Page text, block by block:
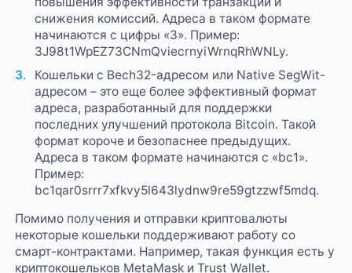
снижения комиссий. Адреса в таком формате
начинаются с цифры «3». Пример:
3J98t1WpEZ73CNmQviecrnyiWrnqRhWNLy.
Кошельки с Bech32-адресом или Native SegWit-
адресом – это еще более эффективный формат
адреса, разработанный для поддержки
последних улучшений протокола Bitcoin. Такой
формат короче и безопаснее предыдущих.
Адреса в таком формате начинаются с «bc1».
Пример:
bc1qar0srrr7xfkvy5l643lydnw9re59gtzzwf5mdq.
Помимо получения и отправки криптовалюты
некоторые кошельки поддерживают работу со
смарт-контрактами. Например, такая функция есть у
криптокошельков MetaMask и Trust Wallet.